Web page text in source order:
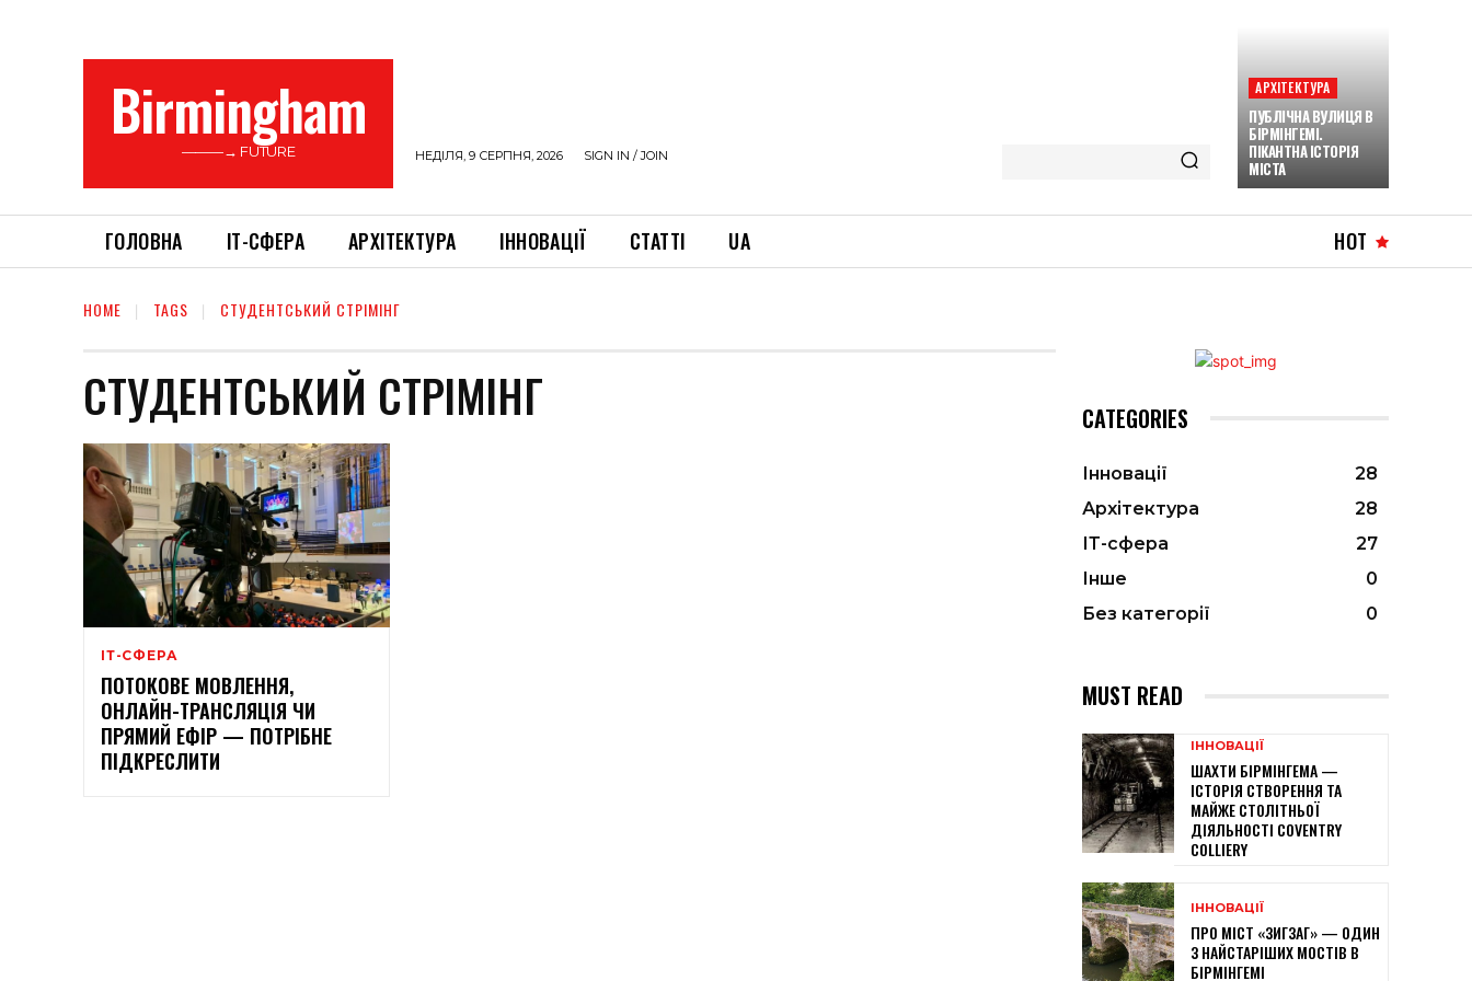
Birmingham
———→ FUTURE НЕДІЛЯ, 9 СЕРПНЯ, 2026 SIGN IN / JOIN
АРХІТЕКТУРА
ПУБЛІЧНА ВУЛИЦЯ В
БІРМІНГЕМІ.
ПІКАНТНА ІСТОРІЯ
МІСТА
ГОЛОВНА ІТ-СФЕРА АРХІТЕКТУРА ІННОВАЦІЇ СТАТТІ UA HOT
HOME TAGS СТУДЕНТСЬКИЙ СТРІМІНГ
СТУДЕНТСЬКИЙ СТРІМІНГ
ІТ-СФЕРА
ПОТОКОВЕ МОВЛЕННЯ,
ОНЛАЙН-ТРАНСЛЯЦІЯ ЧИ
ПРЯМИЙ ЕФІР — ПОТРІБНЕ
ПІДКРЕСЛИТИ
CATEGORIES
Інновації
28
Архітектура
28
ІТ-сфера
27
Інше
0
Без категорії
0
MUST READ
ІННОВАЦІЇ
ШАХТИ БІРМІНГЕМА —
ІСТОРІЯ СТВОРЕННЯ ТА
МАЙЖЕ СТОЛІТНЬОЇ
ДІЯЛЬНОСТІ COVENTRY
COLLIERY
ІННОВАЦІЇ
ПРО МІСТ «ЗИГЗАГ» — ОДИН
З НАЙСТАРІШИХ МОСТІВ В
БІРМІНГЕМІ